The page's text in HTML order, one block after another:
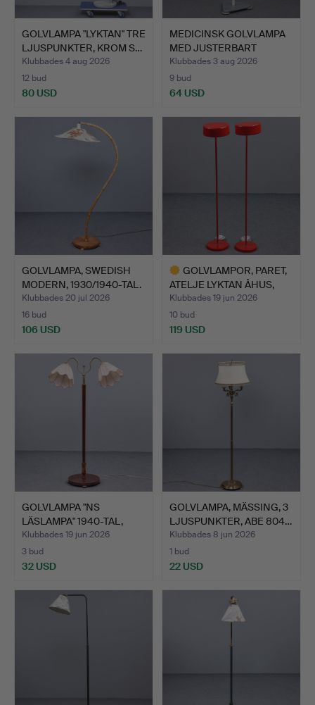
GOLVLAMPA "LYKTAN" TRE
LJUSPUNKTER, KROM S…
Klubbades 4 aug 2026
12 bud
80 USD
MEDICINSK GOLVLAMPA
MED JUSTERBART
LAMPHUV…
Klubbades 3 aug 2026
9 bud
64 USD
GOLVLAMPA, SWEDISH
MODERN, 1930/1940-TAL.
Klubbades 20 jul 2026
16 bud
106 USD
GOLVLAMPOR, PARET,
ATELJE LYKTAN ÅHUS,
606…
Klubbades 19 jun 2026
10 bud
119 USD
GOLVLAMPA "NS
LÄSLAMPA" 1940-TAL,
TRÄ, MÄS…
Klubbades 19 jun 2026
3 bud
32 USD
GOLVLAMPA, MÄSSING, 3
LJUSPUNKTER, ABE 804…
Klubbades 8 jun 2026
1 bud
22 USD